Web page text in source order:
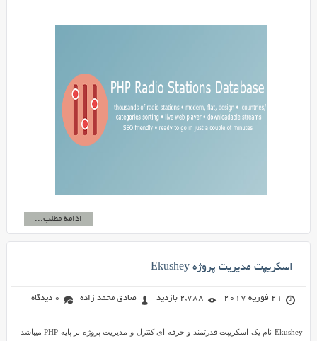
ادامه مطلب...
اسکریپت مدیریت پروژه Ekushey
21 فوریه 2017 2,788 بازدید صادق محمد زاده 0 دیدگاه
Ekushey نام یک اسکریپت قدرتمند و حرفه ای کنترل و مدیریت پروژه بر پایه PHP میباشد